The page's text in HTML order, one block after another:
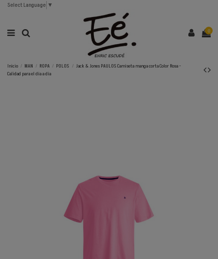
Select Language ▼
0
Inicio MAN ROPA POLOS
Jack & Jones PAULOS Camiseta manga corta Color Rosa -
Calidad para el día a día